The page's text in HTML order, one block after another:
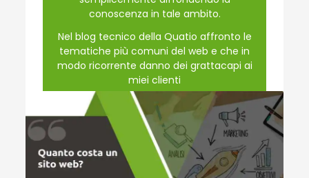
conoscenza in tale ambito.
Nel blog tecnico della Quatio affronto le
tematiche più comuni del web e che in
modo ricorrente danno dei grattacapi ai
miei clienti
www.quatio.it